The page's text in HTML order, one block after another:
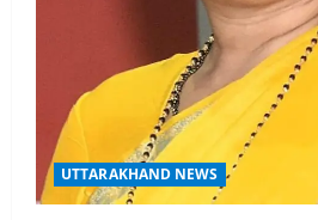
UTTARAKHAND NEWS